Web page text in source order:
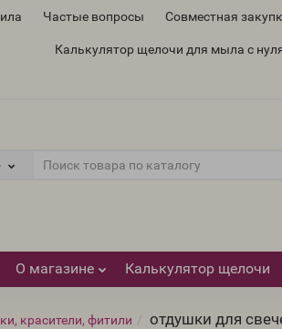
Частые вопросы Совместная
Калькулятор щелочи для мыла с
О магазине Калькулятор щелочи
красители, фитили отдушки для